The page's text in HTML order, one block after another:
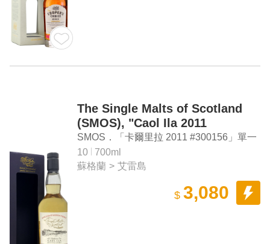
The Single Malts of Scotland
(SMOS), "Caol Ila 2011
#300156" Single Malt Scotch
Whisky
SMOS．「卡爾里拉 2011 #300156」單一
麥芽蘇格蘭威士忌（台灣限定單桶）
10
700ml
蘇格蘭 > 艾雷島
$ 3,080